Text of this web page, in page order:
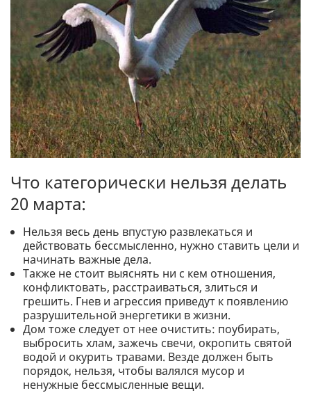
Что категорически нельзя делать
20 марта:
Нельзя весь день впустую развлекаться и
действовать бессмысленно, нужно ставить цели и
начинать важные дела.
Также не стоит выяснять ни с кем отношения,
конфликтовать, расстраиваться, злиться и
грешить. Гнев и агрессия приведут к появлению
разрушительной энергетики в жизни.
Дом тоже следует от нее очистить: поубирать,
выбросить хлам, зажечь свечи, окропить святой
водой и окурить травами. Везде должен быть
порядок, нельзя, чтобы валялся мусор и
ненужные бессмысленные вещи.